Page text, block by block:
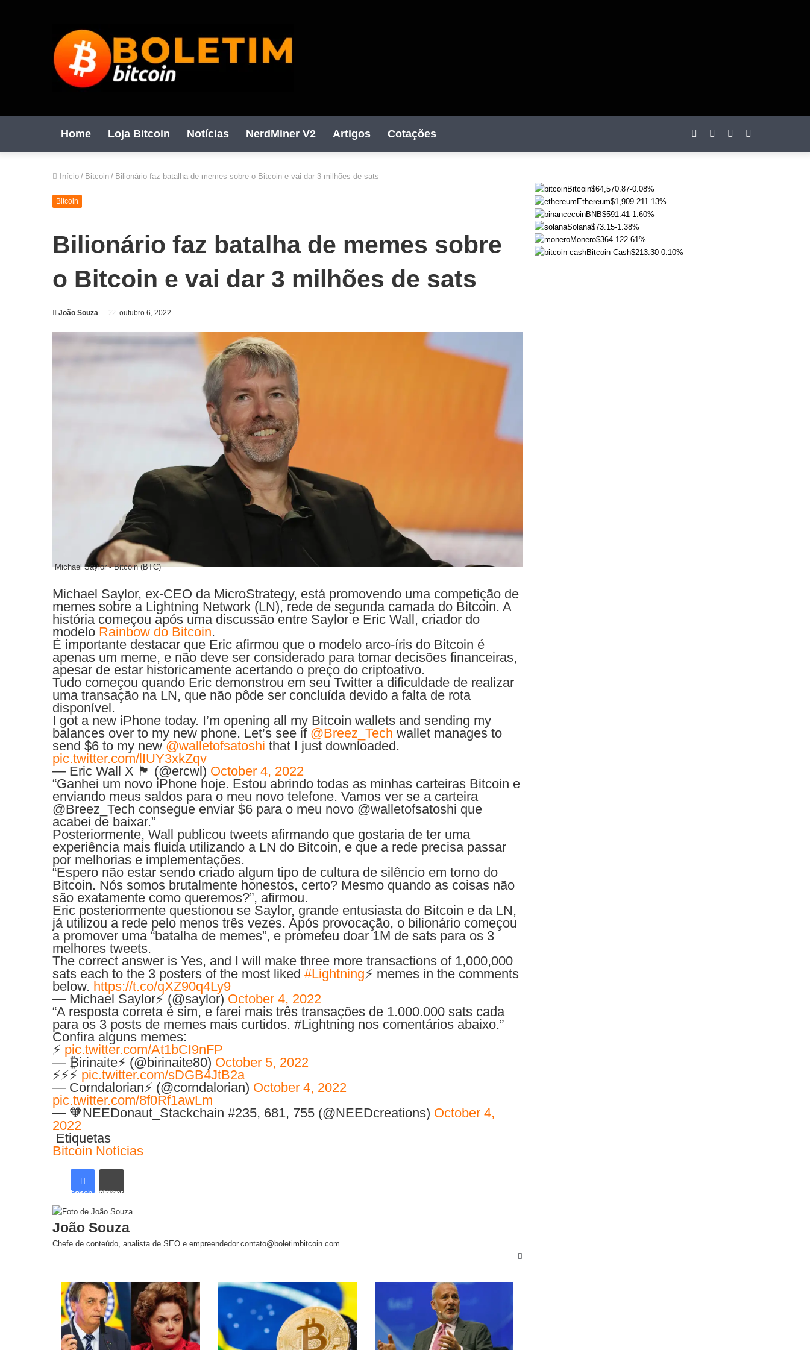
Home Loja Bitcoin Notícias NerdMiner V2 Artigos Cotações
Início / Bitcoin / Bilionário faz batalha de memes sobre o Bitcoin e vai dar 3 milhões de sats
Bitcoin
Bilionário faz batalha de memes sobre
o Bitcoin e vai dar 3 milhões de sats
João Souza outubro 6, 2022
Michael Saylor - Bitcoin (BTC)
Michael Saylor, ex-CEO da MicroStrategy, está promovendo uma competição de
memes sobre a Lightning Network (LN), rede de segunda camada do Bitcoin. A
história começou após uma discussão entre Saylor e Eric Wall, criador do
modelo Rainbow do Bitcoin.
É importante destacar que Eric afirmou que o modelo arco-íris do Bitcoin é
apenas um meme, e não deve ser considerado para tomar decisões financeiras,
apesar de estar historicamente acertando o preço do criptoativo.
Tudo começou quando Eric demonstrou em seu Twitter a dificuldade de realizar
uma transação na LN, que não pôde ser concluída devido a falta de rota
disponível.
I got a new iPhone today. I’m opening all my Bitcoin wallets and sending my
balances over to my new phone. Let’s see if @Breez_Tech wallet manages to
send $6 to my new @walletofsatoshi that I just downloaded.
pic.twitter.com/lIUY3xkZqv
— Eric Wall X 🏴 (@ercwl) October 4, 2022
“Ganhei um novo iPhone hoje. Estou abrindo todas as minhas carteiras Bitcoin e
enviando meus saldos para o meu novo telefone. Vamos ver se a carteira
@Breez_Tech consegue enviar $6 para o meu novo @walletofsatoshi que
acabei de baixar.”
Posteriormente, Wall publicou tweets afirmando que gostaria de ter uma
experiência mais fluida utilizando a LN do Bitcoin, e que a rede precisa passar
por melhorias e implementações.
“Espero não estar sendo criado algum tipo de cultura de silêncio em torno do
Bitcoin. Nós somos brutalmente honestos, certo? Mesmo quando as coisas não
são exatamente como queremos?”, afirmou.
Eric posteriormente questionou se Saylor, grande entusiasta do Bitcoin e da LN,
já utilizou a rede pelo menos três vezes. Após provocação, o bilionário começou
a promover uma “batalha de memes”, e prometeu doar 1M de sats para os 3
melhores tweets.
The correct answer is Yes, and I will make three more transactions of 1,000,000
sats each to the 3 posters of the most liked #Lightning⚡️ memes in the comments
below. https://t.co/qXZ90q4Ly9
— Michael Saylor⚡️ (@saylor) October 4, 2022
“A resposta correta é sim, e farei mais três transações de 1.000.000 sats cada
para os 3 posts de memes mais curtidos. #Lightning nos comentários abaixo.”
Confira alguns memes:
⚡ pic.twitter.com/At1bCI9nFP
— ₿irinaite⚡️ (@birinaite80) October 5, 2022
⚡️⚡️⚡️ pic.twitter.com/sDGB4JtB2a
— Corndalorian⚡️ (@corndalorian) October 4, 2022
pic.twitter.com/8f0Rf1awLm
— 🧡NEEDonaut_Stackchain #235, 681, 755 (@NEEDcreations) October 4,
2022
Etiquetas
Bitcoin Notícias
Facebook Compartilhar via e-mail
João Souza
Chefe de conteúdo, analista de SEO e empreendedor.contato@boletimbitcoin.com
Bitcoin$64,570.87-0.08%
Ethereum$1,909.211.13%
BNB$591.41-1.60%
Solana$73.15-1.38%
Monero$364.122.61%
Bitcoin Cash$213.30-0.10%